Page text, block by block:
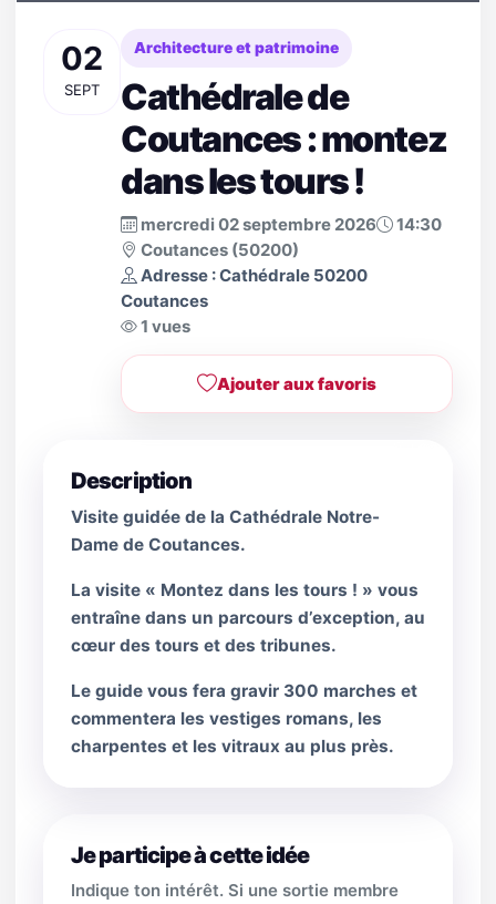
02
SEPT
Architecture et patrimoine
Cathédrale de
Coutances : montez
dans les tours !
mercredi 02 septembre 2026
14:30
Coutances (50200)
Adresse : Cathédrale 50200
Coutances
1 vues
Ajouter aux favoris
Description
Visite guidée de la Cathédrale Notre-
Dame de Coutances.
La visite « Montez dans les tours ! » vous
entraîne dans un parcours d’exception, au
cœur des tours et des tribunes.
Le guide vous fera gravir 300 marches et
commentera les vestiges romans, les
charpentes et les vitraux au plus près.
Je participe à cette idée
Indique ton intérêt. Si une sortie membre